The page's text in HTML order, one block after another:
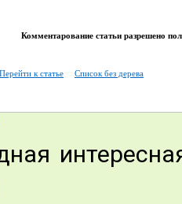
Комментарование статьи разрешено
Перейти к статье Список без дерева